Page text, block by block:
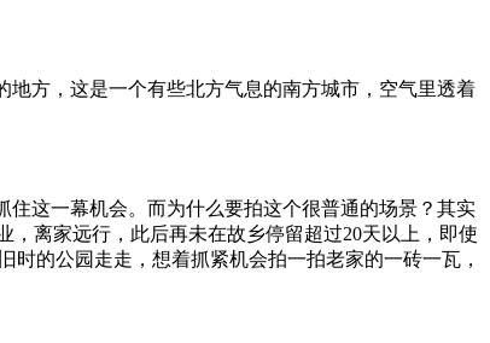
方，这是一个有些北方气息的南方城市，空气里透着
这一幕机会。而为什么要拍这个很普通的场景？其实
离家远行，此后再未在故乡停留超过20天以上，即使
的公园走走，想着抓紧机会拍一拍老家的一砖一瓦，